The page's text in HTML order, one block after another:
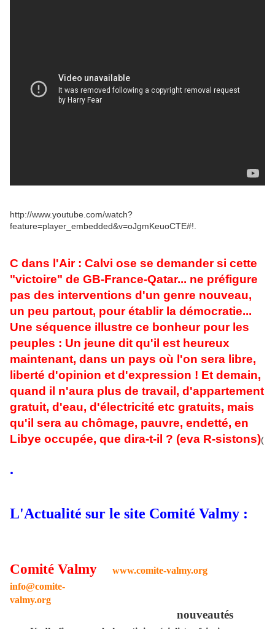
http://www.youtube.com/watch?
feature=player_embedded&v=oJgmKeuoCTE#!.
C dans l'Air : Calvi ose se demander si cette
"victoire" de GB-France-Qatar... ne préfigure
pas des interventions d'un genre nouveau,
un peu partout, pour établir la démocratie...
Une séquence illustre ce bonheur pour les
peuples : Un jeune dit qu'il est heureux
maintenant, dans un pays où l'on sera libre,
liberté d'opinion et d'expression ! Et demain,
quand il n'aura plus de travail, d'appartement
gratuit, d'eau, d'électricité etc gratuits, mais
qu'il sera au chômage, pauvre, endetté, en
Libye occupée, que dira-t-il ? (eva R-sistons)(
.
L'Actualité sur le site Comité Valmy :
Comité Valmy www.comite-valmy.org
info@comite-
valmy.org
nouveautés